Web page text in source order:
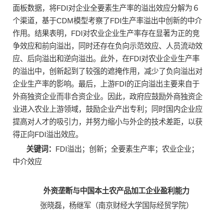
面板数据，将FDI对企业全要素生产率的溢出效应分解为６
个渠道，基于CDM模型考察了FDI生产率溢出中创新的中介
作用。结果表明，FDI对农业企业生产率存在显著为正的竞
争效应和前向溢出，同时还存在负向示范效应、人员流动效
应、后向溢出和逆向溢出。此外，在FDI对农业企业生产率
的溢出中，创新起到了较强的遮掩作用，减少了负向溢出对
企业生产率的影响。最后，上游FDI的正向溢出主要来自于
外商独资企业而非合资企业。因此，政府应鼓励外商独资企
业进入农业上游领域，鼓励企业产出专利；同时国内企业应
提高对人才的吸引力，并努力缩小与外企的技术差距，以获
得正向FDI溢出效应。
关键词： FDI溢出；创新；全要素生产率；农业企业；
中介效应
外资垄断与中国本土农产品加工企业盈利能力
张晓磊，杨继军（南京财经大学国际经贸学院）